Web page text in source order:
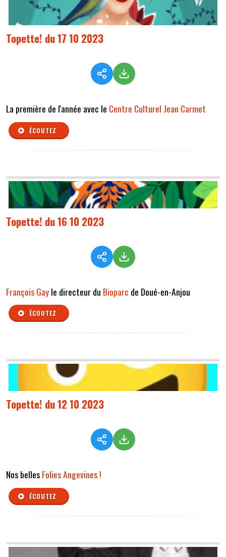
Topette! du 17 10 2023
La première de l'année avec le Centre Culturel Jean Carmet
ÉCOUTEZ
Topette! du 16 10 2023
François Gayle directeur du Bioparc de Doué-en-Anjou
ÉCOUTEZ
Topette! du 12 10 2023
Nos bellesFolies Angevines !
ÉCOUTEZ